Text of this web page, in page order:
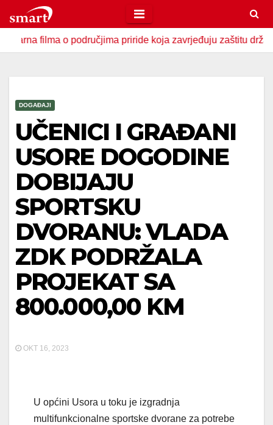
to
contento područjima priride koja zavrjeđuju zaštitu države
DOGAĐAJI
UČENICI I GRAĐANI
USORE DOGODINE
DOBIJAJU
SPORTSKU
DVORANU: VLADA
ZDK PODRŽALA
PROJEKAT SA
800.000,00 KM
OKT 16, 2023
U općini Usora u toku je izgradnja
multifunkcionalne sportske dvorane za potrebe